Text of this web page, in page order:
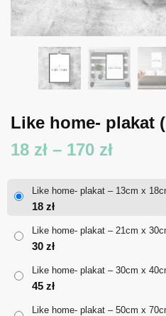
Like home- plakat
18 zł – 170 złZakres
18 zł
Like home- plakat – 13cm x
18 zł
Like home- plakat – 21cm x
30 zł
Like home- plakat – 30cm x
45 zł
Like home- plakat – 50cm x